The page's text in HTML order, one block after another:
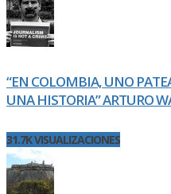
“EN COLOMBIA, UNO
UNA HISTORIA” ARTURO
31.7K VISUALIZACIONES